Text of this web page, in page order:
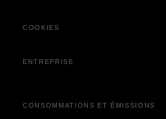
COOKIES
ENTREPRISE
CONSOMMATIONS ET ÉMISSIONS